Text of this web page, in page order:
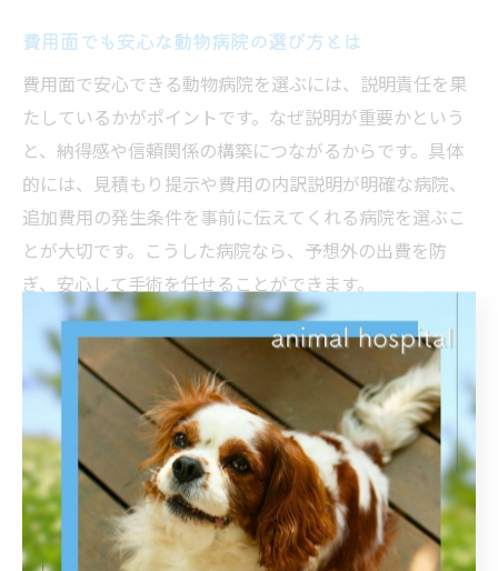
費用面でも安心な動物病院の選び方とは
費用面で安心できる動物病院を選ぶには、説明責任を果
たしているかがポイントです。なぜ説明が重要かという
と、納得感や信頼関係の構築につながるからです。具体
的には、見積もり提示や費用の内訳説明が明確な病院、
追加費用の発生条件を事前に伝えてくれる病院を選ぶこ
とが大切です。こうした病院なら、予想外の出費を防
ぎ、安心して手術を任せることができます。
手術費用で失敗しない動物病院選びのコツ
手術費用で失敗しないためには、事前の情報収集が不可
欠です。なぜなら、費用や手術内容に不明点が残ると、
トラブルや不安の原因になるからです。具体的な方法と
しては、カウンセリング時に全費用の見積もりを確認
し、追加料金の有無や支払い方法も質問しましょう。ま
た、過去の症例や実績を尋ねることで、安心感も得られ